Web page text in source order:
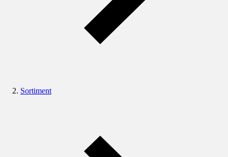
Sortiment